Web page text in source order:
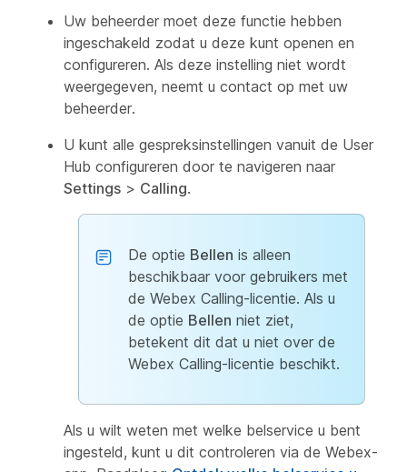
Uw beheerder moet deze functie hebben
ingeschakeld zodat u deze kunt openen en
configureren. Als deze instelling niet wordt
weergegeven, neemt u contact op met uw
beheerder.
U kunt alle gespreksinstellingen vanuit de User
Hub configureren door te navigeren naar
Settings > Calling.
De optie Bellen is alleen
beschikbaar voor gebruikers met
de Webex Calling-licentie. Als u
de optie Bellen niet ziet,
betekent dit dat u niet over de
Webex Calling-licentie beschikt.
Als u wilt weten met welke belservice u bent
ingesteld, kunt u dit controleren via de Webex-